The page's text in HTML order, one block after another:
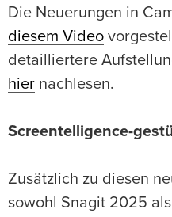
Die Neuerungen in
diesem Video
detailliertere
hier nachlesen.
Screentelligence-
Zusätzlich zu diesen
sowohl Snagit 2025